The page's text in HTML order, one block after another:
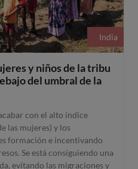
India
y niños de la tribu
del umbral de la
con el alto índice
las mujeres) y los
formación e incentivando
Se está consiguiendo una
evitando las migraciones y